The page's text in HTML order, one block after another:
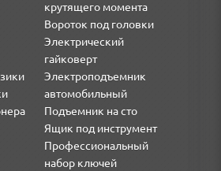
крутящего момента
Вороток под головки
Электрический
гайковерт
Электроподъемник
автомобильный
Подъемник на сто
Ящик под инструмент
Профессиональный
набор ключей